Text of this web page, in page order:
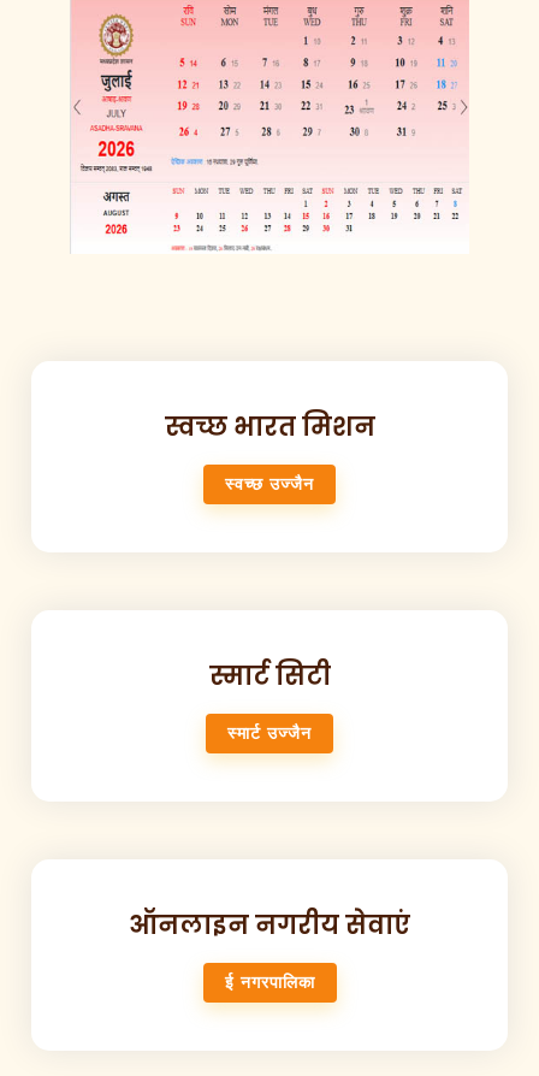
स्वच्छ भारत मिशन
स्वच्छ उज्जैन
स्मार्ट सिटी
स्मार्ट उज्जैन
ऑनलाइन नगरीय सेवाएं
ई नगरपालिका